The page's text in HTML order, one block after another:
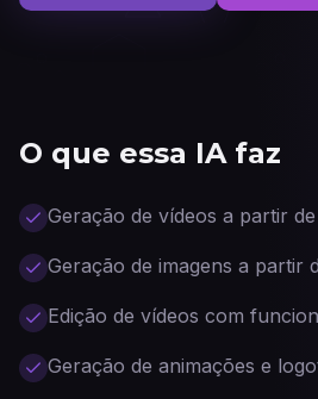
O que essa IA faz
Geração de vídeos a partir
Geração de imagens a partir
Edição de vídeos com
Geração de animações e